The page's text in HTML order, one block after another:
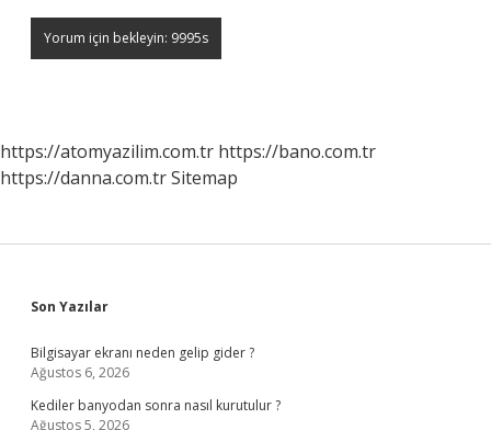
https://atomyazilim.com.tr https://bano.com.tr
https://danna.com.trSitemap
Sidebar
Son Yazılar
Bilgisayar ekranı neden gelip gider ?
Ağustos 6, 2026
Kediler banyodan sonra nasıl kurutulur ?
Ağustos 5, 2026